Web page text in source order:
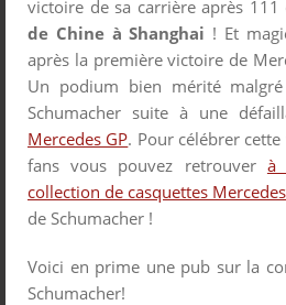
victoire de sa carrière après 111
de Chine à Shanghai ! Et
après la première victoire de
Un podium bien mérité malgré
Schumacher suite à une
Mercedes GP. Pour célébrer
fans vous pouvez retrouver à
collection de casquettes
de Schumacher !
Voici en prime une pub sur la
Schumacher!